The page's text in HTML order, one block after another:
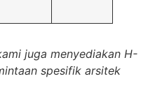
juga menyediakan H-
spesifik arsitek